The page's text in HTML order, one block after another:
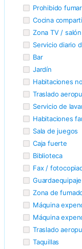
Prohibido
Cocina
Zona TV /
Servicio diario
Bar
Jardín
Habitaciones
Traslado
Servicio de
Habitaciones
Sala de juegos
Caja fuerte
Biblioteca
Fax /
Guardaequipaje
Zona de
Máquina
Máquina
Traslado
Taquillas